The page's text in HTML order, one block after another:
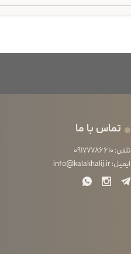
تماس با ما
تلفن: ۰۹۱۷۷۷۸۶۶۱۰
ایمیل:info@kalakhalij.ir